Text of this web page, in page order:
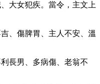
大女犯疾。當令，主文上
、傷脾胃、主人不安、溫
長男、多病傷、老翁不